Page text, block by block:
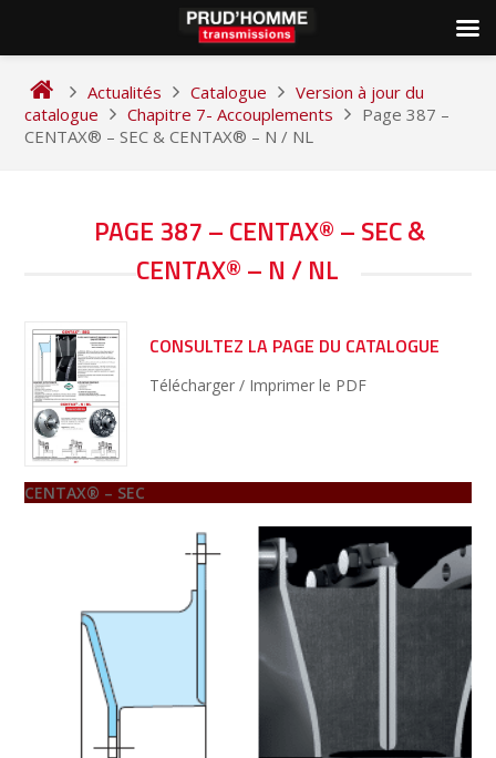
content
Actualités Catalogue
Version à jour du
catalogue
Chapitre 7- Accouplements
Page 387 –
CENTAX® – SEC & CENTAX® – N / NL
PAGE 387 – CENTAX® – SEC &
CENTAX® – N / NL
CONSULTEZ LA PAGE DU CATALOGUE
Télécharger / Imprimer le PDF
CENTAX® – SEC
NAVIGATION